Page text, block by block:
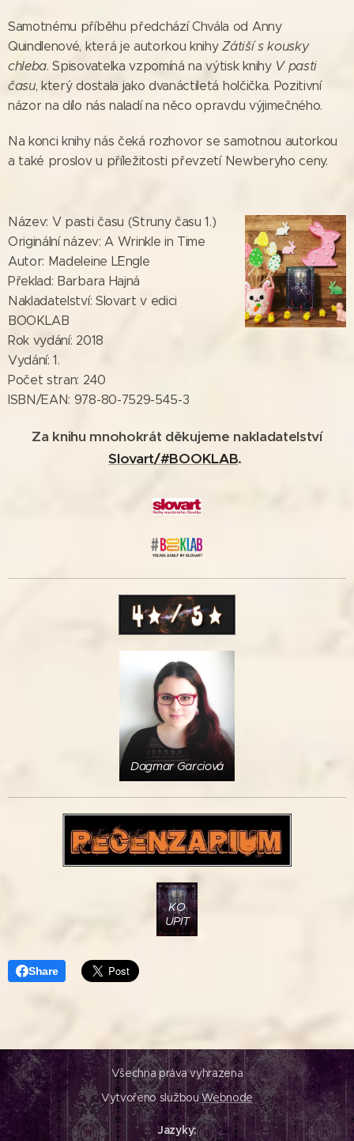
Samotnému příběhu předchází Chvála od Anny
Quindlenové, která je autorkou knihyZátiší s kousky
chleba. Spisovatelka vzpomíná na výtisk knihy V pasti
času, který dostala jako dvanáctiletá holčička. Pozitivní
názor na dílo nás naladí na něco opravdu výjimečného.
Na konci knihy nás čeká rozhovor se samotnou autorkou
a také proslov u příležitosti převzetí Newberyho ceny.
Název: V pasti času (Struny času 1.)
Originální název: A Wrinkle in Time
Autor: Madeleine L´Engle
Překlad: Barbara Hajná
Nakladatelství: Slovart v edici
BOOKLAB
Rok vydání: 2018
Vydání: 1.
Počet stran: 240
ISBN/EAN: 978-80-7529-545-3
Za knihu mnohokrát děkujeme nakladatelství
Slovart/#BOOKLAB.
Dagmar Garciová
KO
UPIT
Share
Všechna práva vyhrazena
Vytvořeno službouWebnode
Jazyky